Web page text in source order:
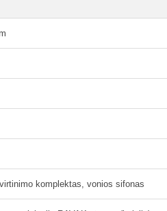
komplektas, vonios sifonas